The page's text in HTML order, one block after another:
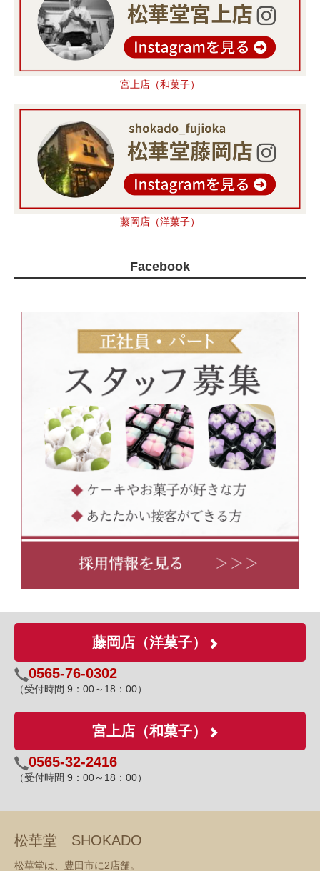
宮上店（和菓子）
藤岡店（洋菓子）
Facebook
藤岡店（洋菓子）
0565-76-0302
（受付時間 9：00～18：00）
宮上店（和菓子）
0565-32-2416
（受付時間 9：00～18：00）
松華堂 SHOKADO
松華堂は、豊田市に2店舗。